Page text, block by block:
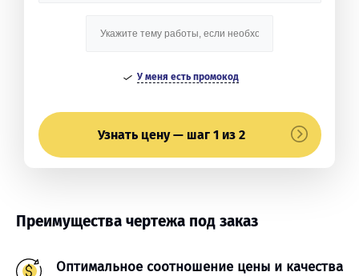
У меня есть промокод
Узнать цену — шаг 1 из 2
Преимущества чертежа под заказ
Оптимальное соотношение цены и качества